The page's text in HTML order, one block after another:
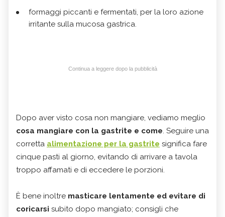
formaggi piccanti e fermentati, per la loro azione
irritante sulla mucosa gastrica.
Continua a leggere dopo la pubblicità
Dopo aver visto cosa non mangiare, vediamo meglio
cosa mangiare con la gastrite e come. Seguire una
corretta alimentazione per la gastrite significa fare
cinque pasti al giorno, evitando di arrivare a tavola
troppo affamati e di eccedere le porzioni.
È bene inoltre masticare lentamente ed evitare di
coricarsi subito dopo mangiato; consigli che